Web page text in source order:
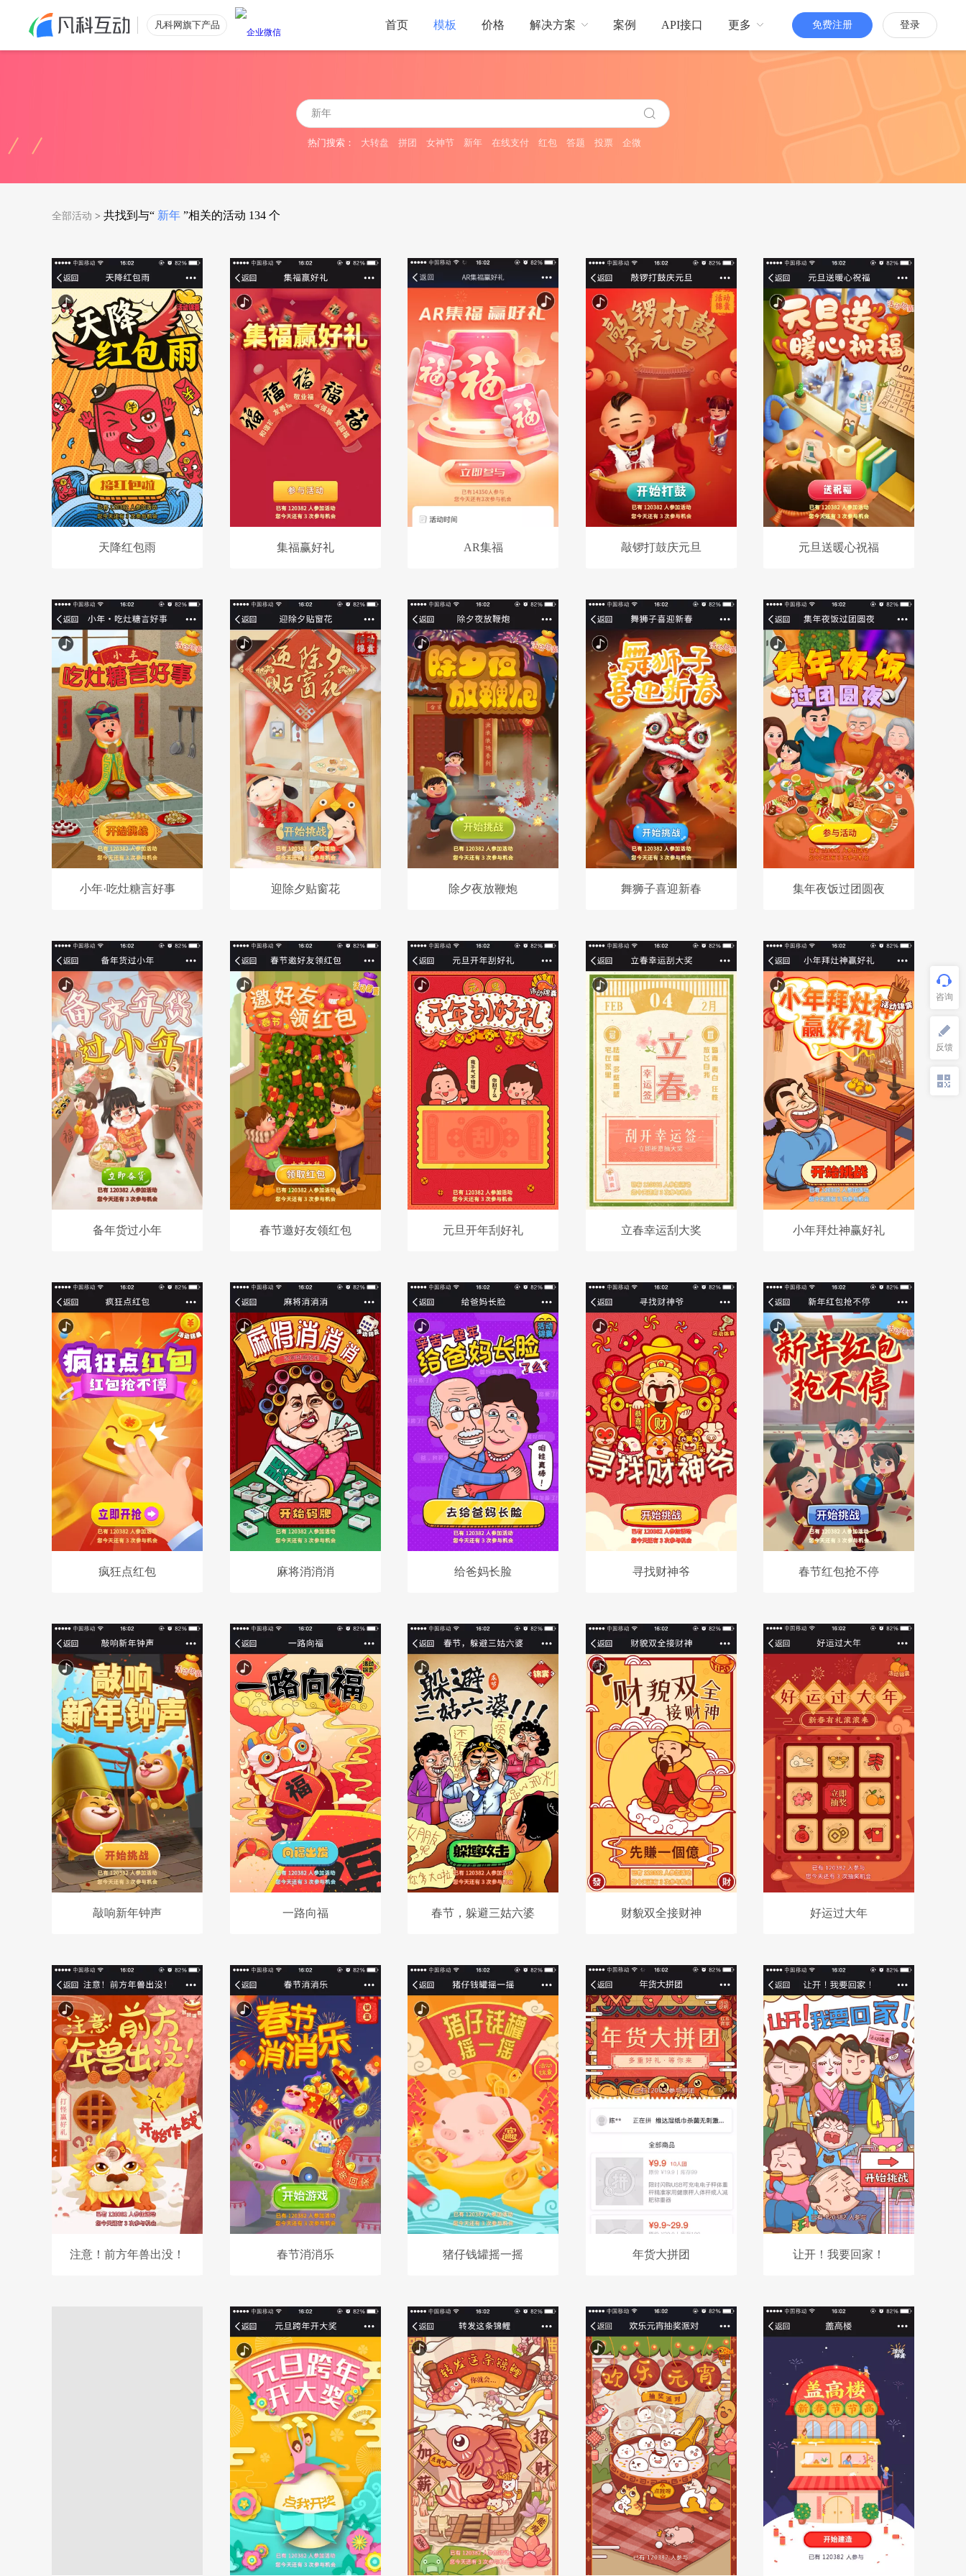
凡科网旗下产品 首页 模板 价格 解决方案
公众号粉丝数量提升 线下门店引流
品牌传播
更多人知道你
电商引流 展会现场 活跃粉丝
案例 API接口 更多
互动动态
免费注册 登录
热门搜索： 大转盘 拼团 女神节 新年 在线支付 红包 答题 投票 企微
全部活动 > 共找到与“ 新年 ”相关的活动 134 个
天降红包雨 集福赢好礼 AR集福 敲锣打鼓庆元旦 元旦送暖心祝福
小年·吃灶糖言好事 迎除夕贴窗花 除夕夜放鞭炮 舞狮子喜迎新春 集年夜饭过团圆夜
备年货过小年 春节邀好友领红包 元旦开年刮好礼 立春幸运刮大奖 小年拜灶神赢好礼
疯狂点红包 麻将消消消 给爸妈长脸 寻找财神爷 春节红包抢不停
敲响新年钟声 一路向福 春节，躲避三姑六婆 财貌双全接财神 好运过大年
注意！前方年兽出没！ 春节消消乐 猪仔钱罐摇一摇 年货大拼团 让开！我要回家！